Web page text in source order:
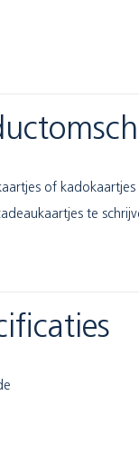
of
te